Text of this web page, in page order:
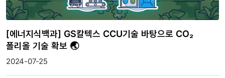
[에너지식백과] GS칼텍스 CCU기술 바탕으로 CO₂
폴리올 기술 확보 🌏
2024-07-25